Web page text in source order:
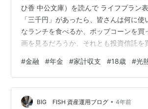
ひ香 中公文庫）を読んで ライフプラン
「三千円」があったら、皆さんは何に使
なランチを食べるか、ポップコーンを買
画を見るだろうか、それとも投資信託を
それぞれ、描かれています。そして、各
り手が交代し、多面的な現実描写（ポリ
されていて、世代間をめぐる人々の声が
す。 第１話「三千円の使い方」、第２話
#金融 #年金 #家計収支 #18歳 #光
BIG FISH 資産運用ブログ • 4年前